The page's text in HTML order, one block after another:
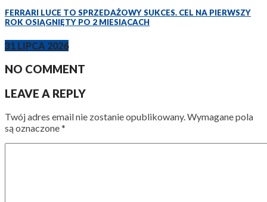
FERRARI LUCE TO SPRZEDAŻOWY SUKCES. CEL NA PIERWSZY
ROK OSIĄGNIĘTY PO 2 MIESIĄCACH
31 LIPCA 2026
NO COMMENT
LEAVE A REPLY
Twój adres email nie zostanie opublikowany.Wymagane pola
są oznaczone*